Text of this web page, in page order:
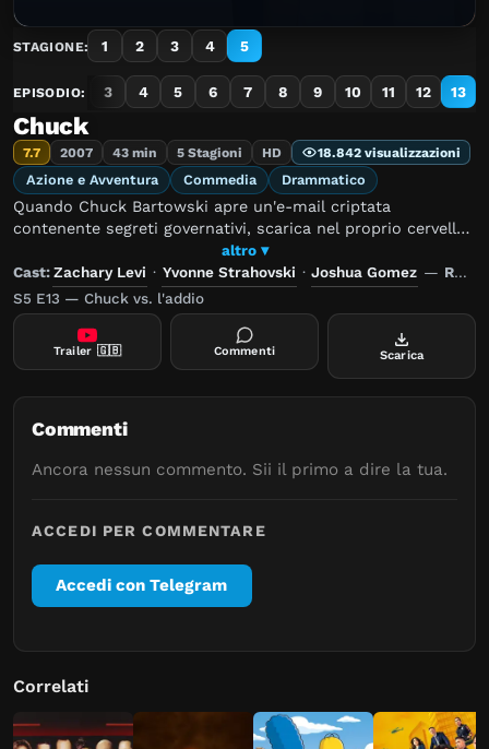
STAGIONE: 1 2 3 4 5
EPISODIO:
1 2 3 4 5 6 7 8 9 10 11 12 13
Chuck
7.7 2007 43 min 5 Stagioni HD 18.842 visualizzazioni
Azione e Avventura Commedia Drammatico
Quando Chuck Bartowski apre un'e-mail criptata
contenente segreti governativi, scarica nel proprio cervello
migliaia di dati sensibili. Il destino del mondo è ora nelle
improbabili mani di un impiegato del negozio di elettronica
Buy More.
altro ▾
Cast:Zachary Levi · Yvonne Strahovski · Joshua Gomez — Regia:
S5 E13 — Chuck vs. l'addio
Trailer 🇬🇧 Commenti Scarica
Commenti
Ancora nessun commento. Sii il primo a dire la tua.
ACCEDI PER COMMENTARE
Accedi con Telegram
Correlati